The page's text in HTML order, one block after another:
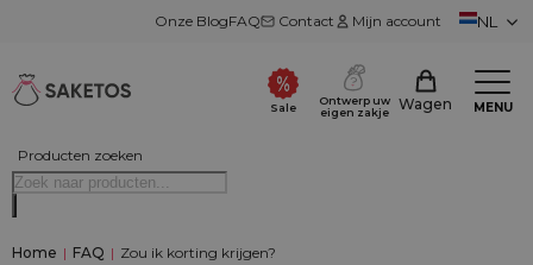
Onze BlogFAQ Contact Mijn account NL
Producten zoeken
Sale
Ontwerp uw
eigen zakje
Wagen MENU
Home | FAQ | Zou ik korting krijgen?